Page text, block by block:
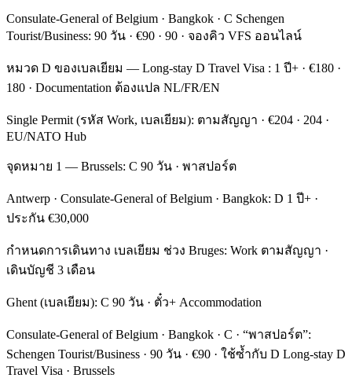
Consulate-General of Belgium · Bangkok · C Schengen
Tourist/Business: 90 วัน · €90 · 90 · จองคิว VFS ออนไลน์
หมวด D ของเบลเยียม — Long-stay D Travel Visa : 1 ปี+ · €180 ·
180 · Documentation ต้องแปล NL/FR/EN
Single Permit (รหัส Work, เบลเยียม): ตามสัญญา · €204 · 204 ·
EU/NATO Hub
จุดหมาย 1 — Brussels: C 90 วัน · พาสปอร์ต
Antwerp · Consulate-General of Belgium · Bangkok: D 1 ปี+ ·
ประกัน €30,000
กำหนดการเดินทาง เบลเยียม ช่วง Bruges: Work ตามสัญญา ·
เดินบัญชี 3 เดือน
Ghent (เบลเยียม): C 90 วัน · ตั๋ว+ Accommodation
Consulate-General of Belgium · Bangkok · C · “พาสปอร์ต”:
Schengen Tourist/Business · 90 วัน · €90 · ใช้ซ้ำกับ D Long-stay D
Travel Visa · Brussels